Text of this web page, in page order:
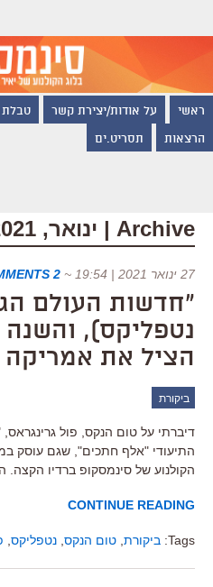
ראשי על אודות/יצירת קשר טבלת
הרצאות תסריט.ים
Archive | ינואר, 2021
27 ינואר 2021 | 19:54 ~
2 COMMENTS
"חדשות העולם
נטפליקס),
הציל את אמריקה
ביקורת
דיברתי על טום הנקס, פול
התיעודי "אלף חתכים", שגם עוסק
הקולנוע של סינמסקופ ברדיו הקצה.
CONTINUE READING
Tags: ביקורת טום הנקס נטפליקס